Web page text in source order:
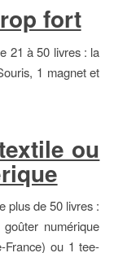
fort
21 à 50 livres : la
1 magnet et
ou
plus de 50 livres :
numérique
France) ou 1 tee-